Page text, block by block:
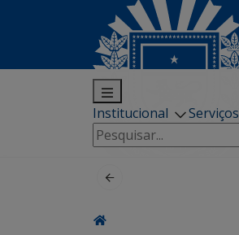
Institucional Serviços
Pesquisar
por: